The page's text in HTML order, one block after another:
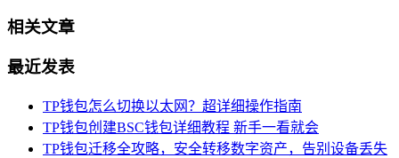
相关文章
最近发表
TP钱包怎么切换以太网？超详细操作指南
TP钱包创建BSC钱包详细教程 新手一看就会
TP钱包迁移全攻略，安全转移数字资产，告别设备丢失